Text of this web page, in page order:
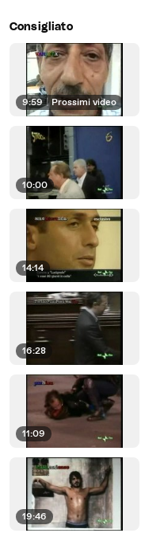
Consigliato
9:59 | Prossimi video
10:00
14:14
16:28
11:09
19:46